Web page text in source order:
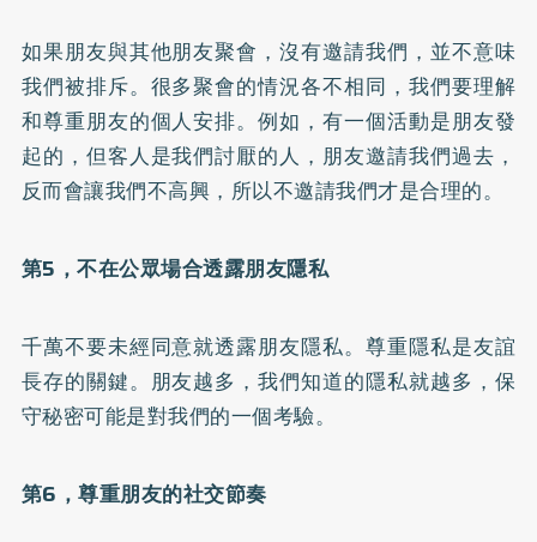
如果朋友與其他朋友聚會，沒有邀請我們，並不意味
我們被排斥。很多聚會的情況各不相同，我們要理解
和尊重朋友的個人安排。例如，有一個活動是朋友發
起的，但客人是我們討厭的人，朋友邀請我們過去，
反而會讓我們不高興，所以不邀請我們才是合理的。
第5，不在公眾場合透露朋友隱私
千萬不要未經同意就透露朋友隱私。尊重隱私是友誼
長存的關鍵。朋友越多，我們知道的隱私就越多，保
守秘密可能是對我們的一個考驗。
第6，尊重朋友的社交節奏